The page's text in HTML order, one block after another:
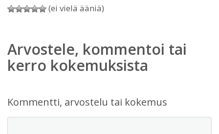
(ei vielä ääniä)
Arvostele, kommentoi tai
kerro kokemuksista
Kommentti, arvostelu tai kokemus